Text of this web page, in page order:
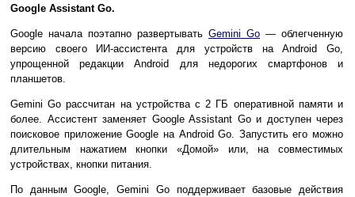
Google Assistant Go.
Google начала поэтапно развертывать Gemini Go — облегченную
версию своего ИИ-ассистента для устройств на Android Go,
упрощенной редакции Android для недорогих смартфонов и
планшетов.
Gemini Go рассчитан на устройства с 2 ГБ оперативной памяти и
более. Ассистент заменяет Google Assistant Go и доступен через
поисковое приложение Google на Android Go. Запустить его можно
длительным нажатием кнопки «Домой» или, на совместимых
устройствах, кнопки питания.
По данным Google, Gemini Go поддерживает базовые действия